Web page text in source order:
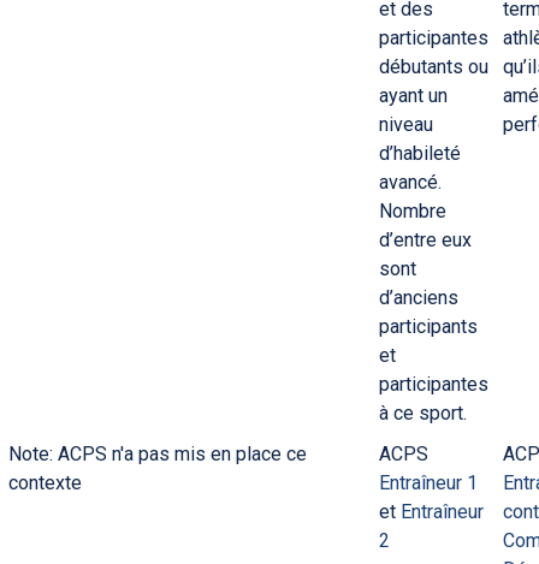
et des
participantes
débutants ou
ayant un
niveau
d’habileté
avancé.
Nombre
d’entre eux
sont
d’anciens
participants
et
participantes
à ce sport.
Note: ACPS n'a pas mis en place ce
contexte
ACPS
Entraîneur 1
et Entraîneur
2